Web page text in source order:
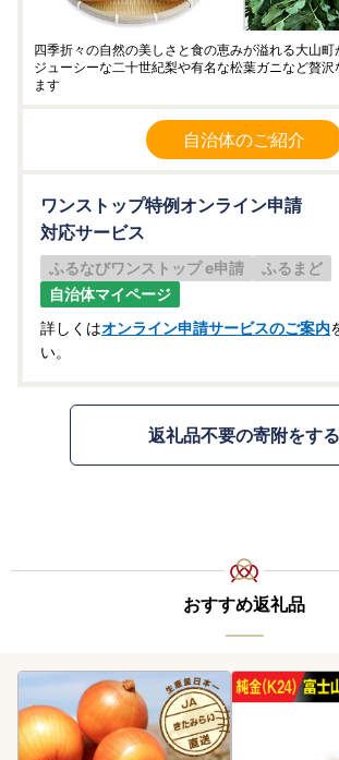
四季折々の自然の美しさと食の恵みが溢れる大山
ジューシーな二十世紀梨や有名な松葉ガニなど贅沢
ます
自治体のご紹介
ワンストップ特例オンライン申請
対応サービス
ふるなびワンストップ e申請
ふるまど
自治体マイページ
詳しくはオンライン申請サービスのご案内
い。
返礼品不要の寄附をする
おすすめ返礼品